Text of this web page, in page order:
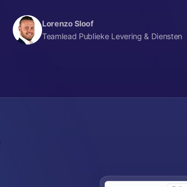
Lorenzo Sloof
Teamlead Publieke Levering & Diensten